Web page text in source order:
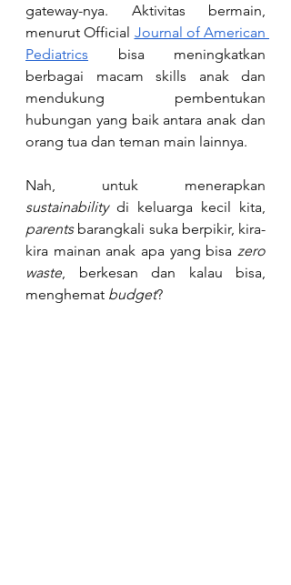
gateway-nya. Aktivitas bermain,
menurut Official Journal of American
Pediatrics bisa meningkatkan
berbagai macam skills anak dan
mendukung pembentukan
hubungan yang baik antara anak dan
orang tua dan teman main lainnya.
sustainability
parents barangkali suka berpikir, kira-
kira mainan anak apa yang bisa zero
waste, berkesan dan kalau bisa,
menghemat budget?